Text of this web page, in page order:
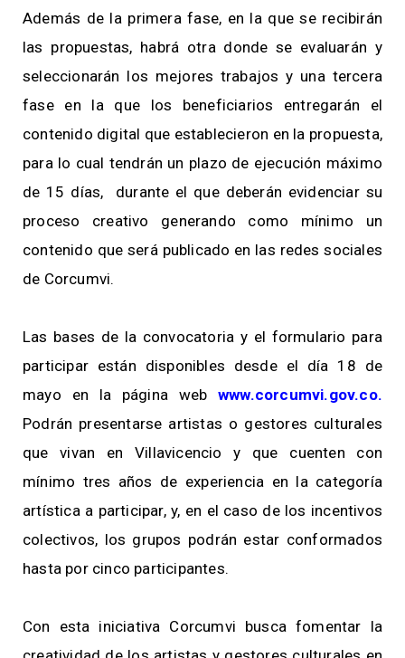
Además de la primera fase, en la que se recibirán
las propuestas, habrá otra donde se evaluarán y
seleccionarán los mejores trabajos y una tercera
fase en la que los beneficiarios entregarán el
contenido digital que establecieron en la propuesta,
para lo cual tendrán un plazo de ejecución máximo
de 15 días, durante el que deberán evidenciar su
proceso creativo generando como mínimo un
contenido que será publicado en las redes sociales
de Corcumvi.
Las bases de la convocatoria y el formulario para
participar están disponibles desde el día 18 de
mayo en la página web www.corcumvi.gov.co.
Podrán presentarse artistas o gestores culturales
que vivan en Villavicencio y que cuenten con
mínimo tres años de experiencia en la categoría
artística a participar, y, en el caso de los incentivos
colectivos, los grupos podrán estar conformados
hasta por cinco participantes.
Con esta iniciativa Corcumvi busca fomentar la